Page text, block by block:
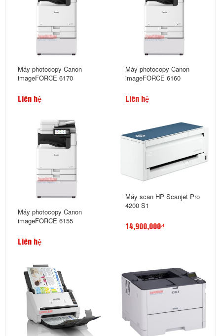
Máy photocopy Canon
imageFORCE 6170
Liên hệ
Máy photocopy Canon
imageFORCE 6160
Liên hệ
Máy photocopy Canon
imageFORCE 6155
Liên hệ
Máy scan HP Scanjet Pro
4200 S1
14,900,000₫